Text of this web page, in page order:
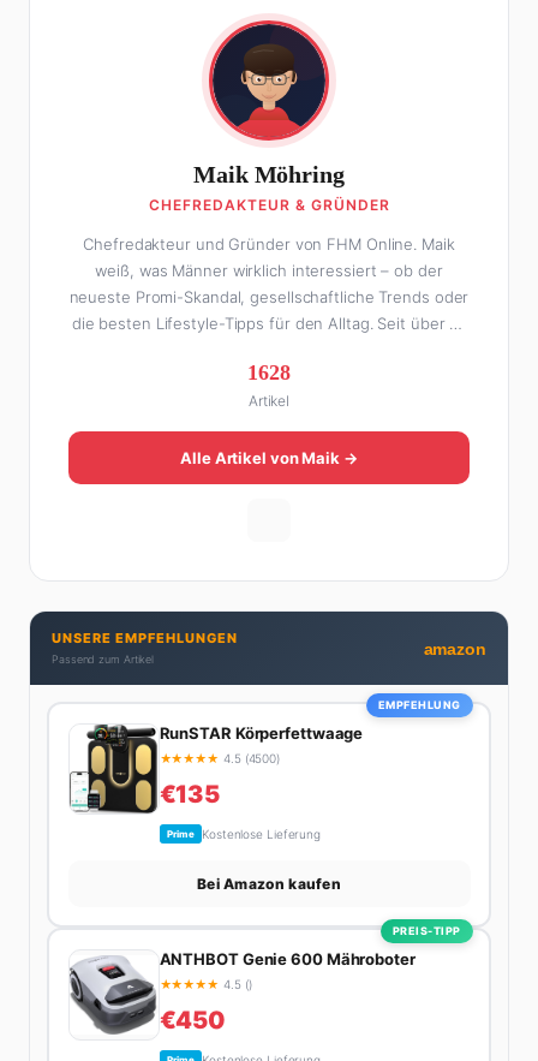
Maik Möhring
CHEFREDAKTEUR & GRÜNDER
Chefredakteur und Gründer von FHM Online. Maik
weiß, was Männer wirklich interessiert – ob der
neueste Promi-Skandal, gesellschaftliche Trends oder
die besten Lifestyle-Tipps für den Alltag. Seit über 10
Online zu einer der führenden Männer-Lifestyle-
Plattformen im deutschsprachigen Raum aufgebaut.
Sein Weg dahin war alles andere als geradlinig: Die
eine Hälfte seines Lebens stand er in der
Gastronomie – mit allem, was dazugehört. Die andere
dran. Wenn Maik nicht gerade den heißesten Tratsch
aus der Promi-Welt aufspürt oder die besten
Lifestyle-Empfehlungen zusammenstellt, findet man
ihn beim Wandern in den Schweizer Alpen, am Grill
mit Freunden oder auf der Suche nach dem
perfekten Espresso. Sein Motto: Lieber einmal richtig
1628
Artikel
Alle Artikel von Maik →
UNSERE EMPFEHLUNGEN
Passend zum Artikel
amazon
EMPFEHLUNG
RunSTAR Körperfettwaage
★★★★★ 4.5 (4500)
€135
Prime Kostenlose Lieferung
Bei Amazon kaufen
PREIS-TIPP
ANTHBOT Genie 600 Mähroboter
★★★★★ 4.5 ()
€450